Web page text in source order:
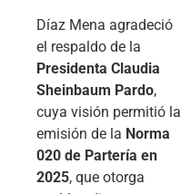
Díaz Mena agradeció
el respaldo de la
Presidenta Claudia
Sheinbaum Pardo,
cuya visión permitió la
emisión de la Norma
020 de Partería en
2025, que otorga